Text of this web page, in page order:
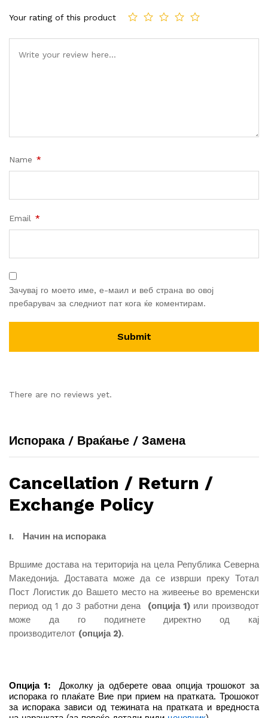
Your rating of this product
Name *
Email *
Зачувај го моето име, е-маил и веб страна во овој
пребарувач за следниот пат кога ќе коментирам.
There are no reviews yet.
Испорака / Враќање / Замена
Cancellation / Return /
Exchange Policy
I. Начин на испорака
Вршиме достава на територија на цела Република Северна
Македонија. Доставата може да се изврши преку Тотал
Пост Логистик до Вашето место на живеење во временски
период од 1 до 3 работни дена (опција 1)или производот
може да го подигнете директно од кај
производителот (опција 2).
Опција 1:Доколку ја одберете оваа опција трошокот за
испорака го плаќате Вие при прием на пратката. Трошокот
за испорака зависи од тежината на пратката и вредноста